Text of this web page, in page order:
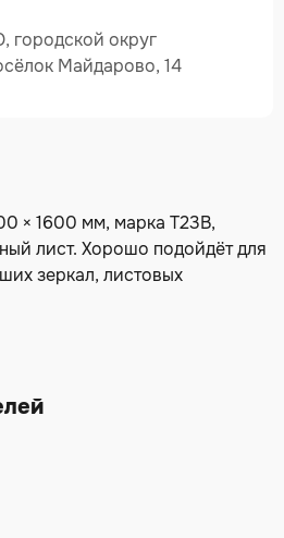
городской округ
Майдарово, 14
× 1600 мм, марка Т23В,
лист. Хорошо подойдёт для
зеркал, листовых